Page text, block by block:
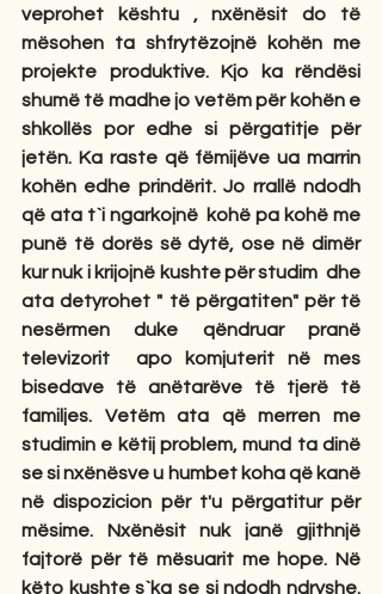
veprohet kështu , nxënësit do të
mësohen ta shfrytëzojnë kohën me
projekte produktive. Kjo ka rëndësi
shumë të madhe jo vetëm për kohën e
shkollës por edhe si përgatitje për
jetën. Ka raste që fëmijëve ua marrin
kohën edhe prindërit. Jo rrallë ndodh
që ata t`i ngarkojnë  kohë pa kohë me
punë të dorës së dytë, ose në dimër
kur nuk i krijojnë kushte për studim  dhe
ata detyrohet " të përgatiten" për të
nesërmen duke qëndruar pranë
televizorit  apo komjuterit në mes
bisedave të anëtarëve të tjerë të
familjes. Vetëm ata që merren me
studimin e këtij problem, mund ta dinë
se si nxënësve u humbet koha që kanë
në dispozicion për t'u përgatitur për
mësime. Nxënësit nuk janë gjithnjë
fajtorë për të mësuarit me hope. Në
këto kushte s`ka se si ndodh ndryshe.